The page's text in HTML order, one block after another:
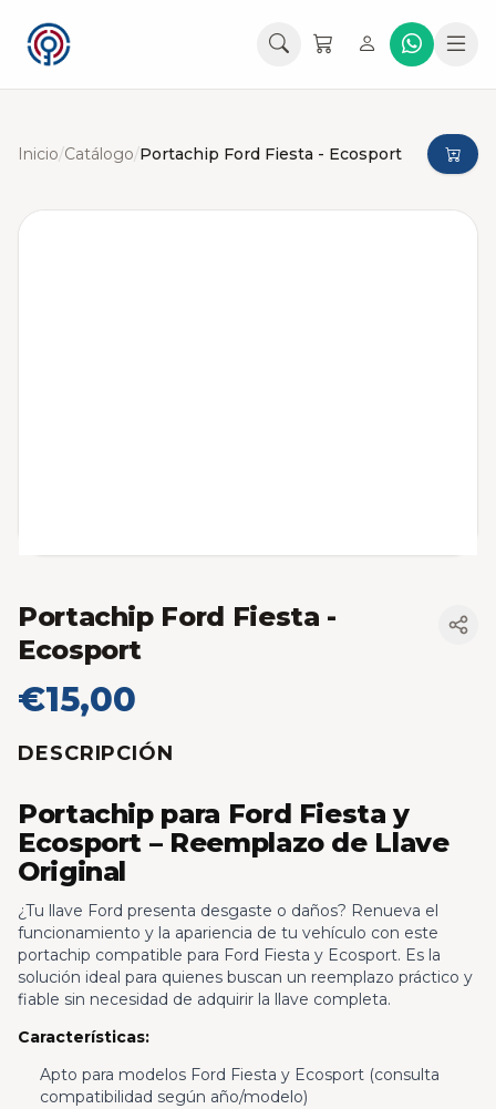
Inicio/Catálogo/Portachip Ford Fiesta - Ecosport
Portachip Ford Fiesta -
Ecosport
€15,00
DESCRIPCIÓN
Portachip para Ford Fiesta y
Ecosport – Reemplazo de Llave
Original
¿Tu llave Ford presenta desgaste o daños? Renueva el
funcionamiento y la apariencia de tu vehículo con este
portachip compatible para Ford Fiesta y Ecosport. Es la
solución ideal para quienes buscan un reemplazo práctico y
fiable sin necesidad de adquirir la llave completa.
Características:
Apto para modelos Ford Fiesta y Ecosport (consulta
compatibilidad según año/modelo)